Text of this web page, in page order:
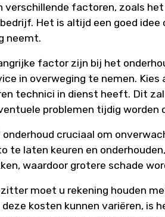
verschillende factoren, zoals
Het is altijd een goed
neemt.
factor zijn bij het
in overweging te nemen.
technici in dienst heeft. Dit
problemen tijdig worden
cruciaal om
te laten keuren en
waardoor grotere schade
moet u rekening houden
kosten kunnen variëren, is